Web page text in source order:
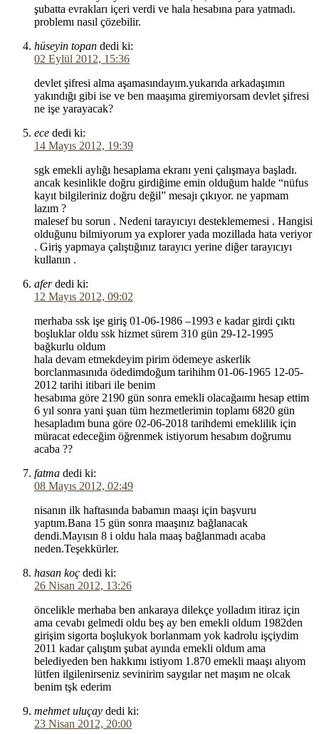
şubatta evrakları içeri verdi ve hala hesabına para yatmadı.
problemı nasıl çözebilir.
hüseyin topan dedi ki:
02 Eylül 2012, 15:36
devlet şifresi alma aşamasındayım.yukarıda arkadaşımın
yakındığı gibi ise ve ben maaşıma giremiyorsam devlet şifresi
ne işe yarayacak?
ece dedi ki:
14 Mayıs 2012, 19:39
sgk emekli aylığı hesaplama ekranı yeni çalışmaya başladı.
ancak kesinlikle doğru girdiğime emin olduğum halde “nüfus
kayıt bilgileriniz doğru değil” mesajı çıkıyor. ne yapmam
lazım ?
malesef bu sorun . Nedeni tarayıcıyı desteklememesi . Hangisi
olduğunu bilmiyorum ya explorer yada mozillada hata veriyor
. Giriş yapmaya çalıştığınız tarayıcı yerine diğer tarayıcıyı
kullanın .
afer dedi ki:
12 Mayıs 2012, 09:02
merhaba ssk işe giriş 01-06-1986 –1993 e kadar girdi çıktı
boşluklar oldu ssk hizmet sürem 310 gün 29-12-1995
bağkurlu oldum
hala devam etmekdeyim pirim ödemeye askerlik
borclanmasınıda ödedimdoğum tarihihm 01-06-1965 12-05-
2012 tarihi itibari ile benim
hesabıma göre 2190 gün sonra emekli olacağaımı hesap ettim
6 yıl sonra yani şuan tüm hezmetlerimin toplamı 6820 gün
hesapladım buna göre 02-06-2018 tarihdemi emeklilik için
müracat edeceğim öğrenmek istiyorum hesabım doğrumu
acaba ??
fatma dedi ki:
08 Mayıs 2012, 02:49
nisanın ilk haftasında babamın maaşı için başvuru
yaptım.Bana 15 gün sonra maaşınız bağlanacak
dendi.Mayısın 8 i oldu hala maaş bağlanmadı acaba
neden.Teşekkürler.
hasan koç dedi ki:
26 Nisan 2012, 13:26
öncelikle merhaba ben ankaraya dilekçe yolladım itiraz için
ama cevabı gelmedi oldu beş ay ben emekli oldum 1982den
girişim sigorta boşlukyok borlanmam yok kadrolu işçiydim
2011 kadar çalıştım şubat ayında emekli oldum ama
belediyeden ben hakkımı istiyom 1.870 emekli maaşı alıyom
lütfen ilgilenirseniz sevinirim saygılar net maşım ne olcak
benim tşk ederim
mehmet uluçay dedi ki:
23 Nisan 2012, 20:00